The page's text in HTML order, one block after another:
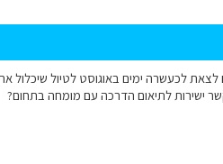
עם 3 בנות (15-13-10) ומעוניינים לצאת לכעשרה ימים
ישירות לתיאום הדרכה עם מומחה בתחום?